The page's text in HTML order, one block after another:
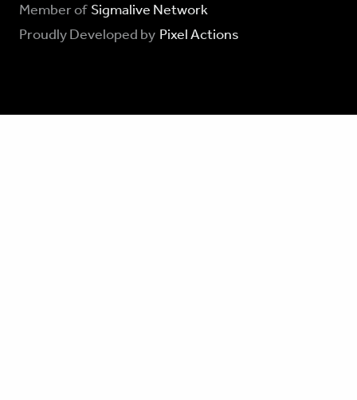
Member of Sigmalive Network
Proudly Developed by Pixel Actions